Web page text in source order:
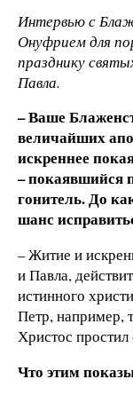
Интервью с
Онуфрием для
празднику
Павла.
– Ваше
величайших
искреннее
– покаявшийся
гонитель. До
шанс
– Житие и
и Павла,
истинного
Петр, например,
Христос простил
Что этим